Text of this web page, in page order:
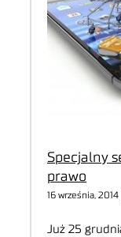
Specjalny
prawo
16 września, 2014
Już 25